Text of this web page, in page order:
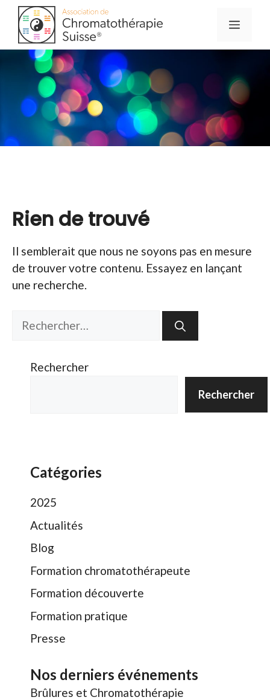
Aller
contenu
Menu
Rien de trouvé
Il semblerait que nous ne soyons pas en mesure
de trouver votre contenu. Essayez en lançant
une recherche.
Rechercher :
Rechercher
Rechercher
Catégories
2025
Actualités
Blog
Formation chromatothérapeute
Formation découverte
Formation pratique
Presse
Nos derniers événements
Brûlures et Chromatothérapie